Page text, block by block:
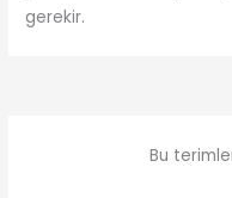
gerekir.
Bu